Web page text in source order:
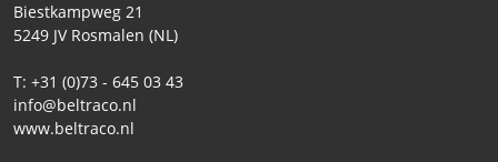
Biestkampweg 21
5249 JV Rosmalen (NL)
T: +31 (0)73 - 645 03 43
info@beltraco.nl
www.beltraco.nl